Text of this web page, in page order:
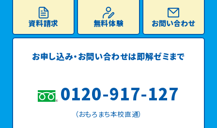
資料請求 無料体験 お問い合わせ
お申し込み・お問い合わせは即解ゼミまで
0120-917-127
（おもろまち本校直通）